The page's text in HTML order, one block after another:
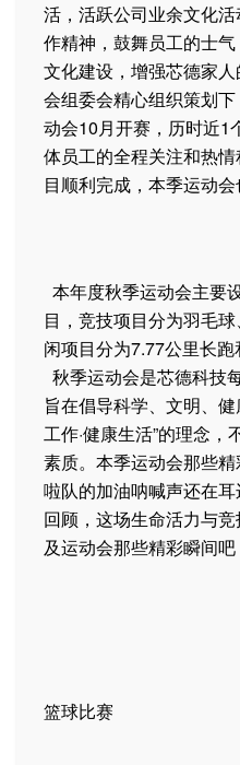
活，活跃公司业余文化
作精神，鼓舞员工的士
文化建设，增强芯德家
会组委会精心组织策划
动会10月开赛，历时近1
体员工的全程关注和热
目顺利完成，本季运动会
本年度秋季运动会主要
目，竞技项目分为羽毛
闲项目分为7.77公里长跑
秋季运动会是芯德科技
旨在倡导科学、文明、
工作·健康生活”的理念
素质。本季运动会那些
啦队的加油呐喊声还在
回顾，这场生命活力与
及运动会那些精彩瞬间吧
篮球比赛